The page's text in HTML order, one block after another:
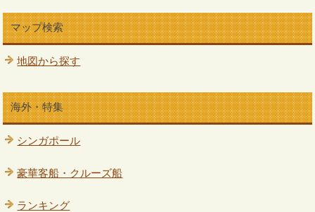
マップ検索
地図から探す
海外・特集
シンガポール
豪華客船・クルーズ船
ランキング